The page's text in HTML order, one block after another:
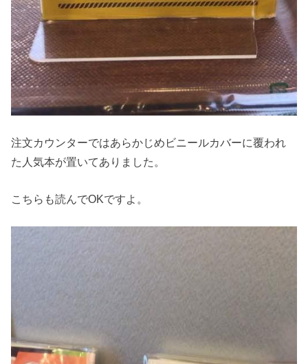
注文カウンターではあらかじめビニールカバーに覆われ
た人気本が置いてありました。
こちらも読んでOKですよ。